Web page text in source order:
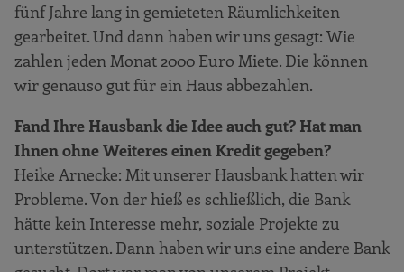
fünf Jahre lang in gemieteten Räumlichkeiten
gearbeitet. Und dann haben wir uns gesagt: Wie
zahlen jeden Monat 2000 Euro Miete. Die können
wir genauso gut für ein Haus abbezahlen.
Fand Ihre Hausbank die Idee auch gut? Hat man
Ihnen ohne Weiteres einen Kredit gegeben?
Heike Arnecke: Mit unserer Hausbank hatten wir
Probleme. Von der hieß es schließlich, die Bank
hätte kein Interesse mehr, soziale Projekte zu
unterstützen. Dann haben wir uns eine andere Bank